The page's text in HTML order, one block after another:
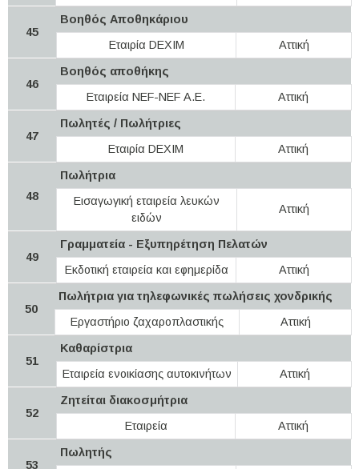
45
Βοηθός Αποθηκάριου
Εταιρία DEXIM
Αττική
46
Βοηθός αποθήκης
Εταιρεία NEF-NEF Α.Ε.
Αττική
47
Πωλητές / Πωλήτριες
Εταιρία DEXIM
Αττική
48
Πωλήτρια
Εισαγωγική εταιρεία λευκών
ειδών
Αττική
49
Γραμματεία - Εξυπηρέτηση Πελατών
Εκδοτική εταιρεία και εφημερίδα
Αττική
50
Πωλήτρια για τηλεφωνικές πωλήσεις χονδρικής
Εργαστήριο ζαχαροπλαστικής
Αττική
51
Καθαρίστρια
Εταιρεία ενοικίασης αυτοκινήτων
Αττική
52
Ζητείται διακοσμήτρια
Εταιρεία
Αττική
53
Πωλητής